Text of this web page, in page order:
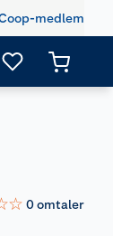
medlem
☆ 0omtaler